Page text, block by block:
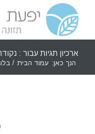
ארכיון תגיות עבור :
הנך כאן: עמוד הבית /